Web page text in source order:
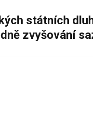
státních
zvyšování